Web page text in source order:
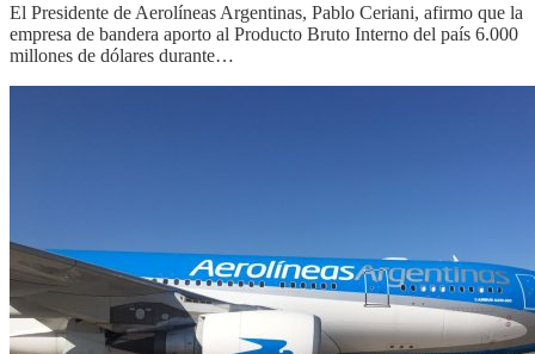
El Presidente de Aerolíneas Argentinas, Pablo Ceriani, afirmo que la
empresa de bandera aporto al Producto Bruto Interno del país 6.000
millones de dólares durante…